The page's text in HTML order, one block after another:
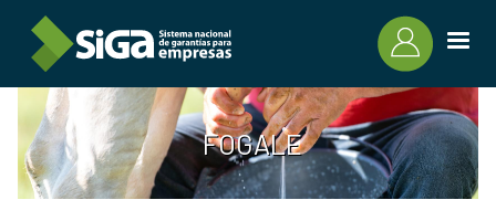
Pasar al contenido principal
FOGALE